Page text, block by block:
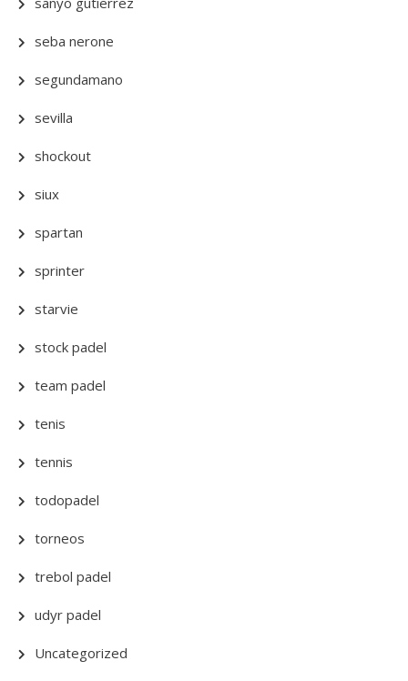
seba nerone
segundamano
sevilla
shockout
siux
spartan
sprinter
starvie
stock padel
team padel
tenis
tennis
todopadel
torneos
trebol padel
udyr padel
Uncategorized